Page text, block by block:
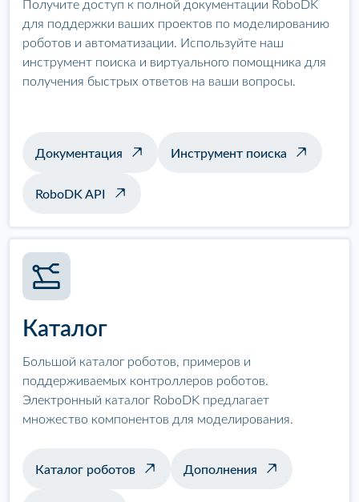
Получите доступ к полной документации RoboDK
для поддержки ваших проектов по моделированию
роботов и автоматизации. Используйте наш
инструмент поиска и виртуального помощника для
получения быстрых ответов на ваши вопросы.
Документация Инструмент поиска
RoboDK API
Каталог
Большой каталог роботов, примеров и
поддерживаемых контроллеров роботов.
Электронный каталог RoboDK предлагает
множество компонентов для моделирования.
Каталог роботов Дополнения